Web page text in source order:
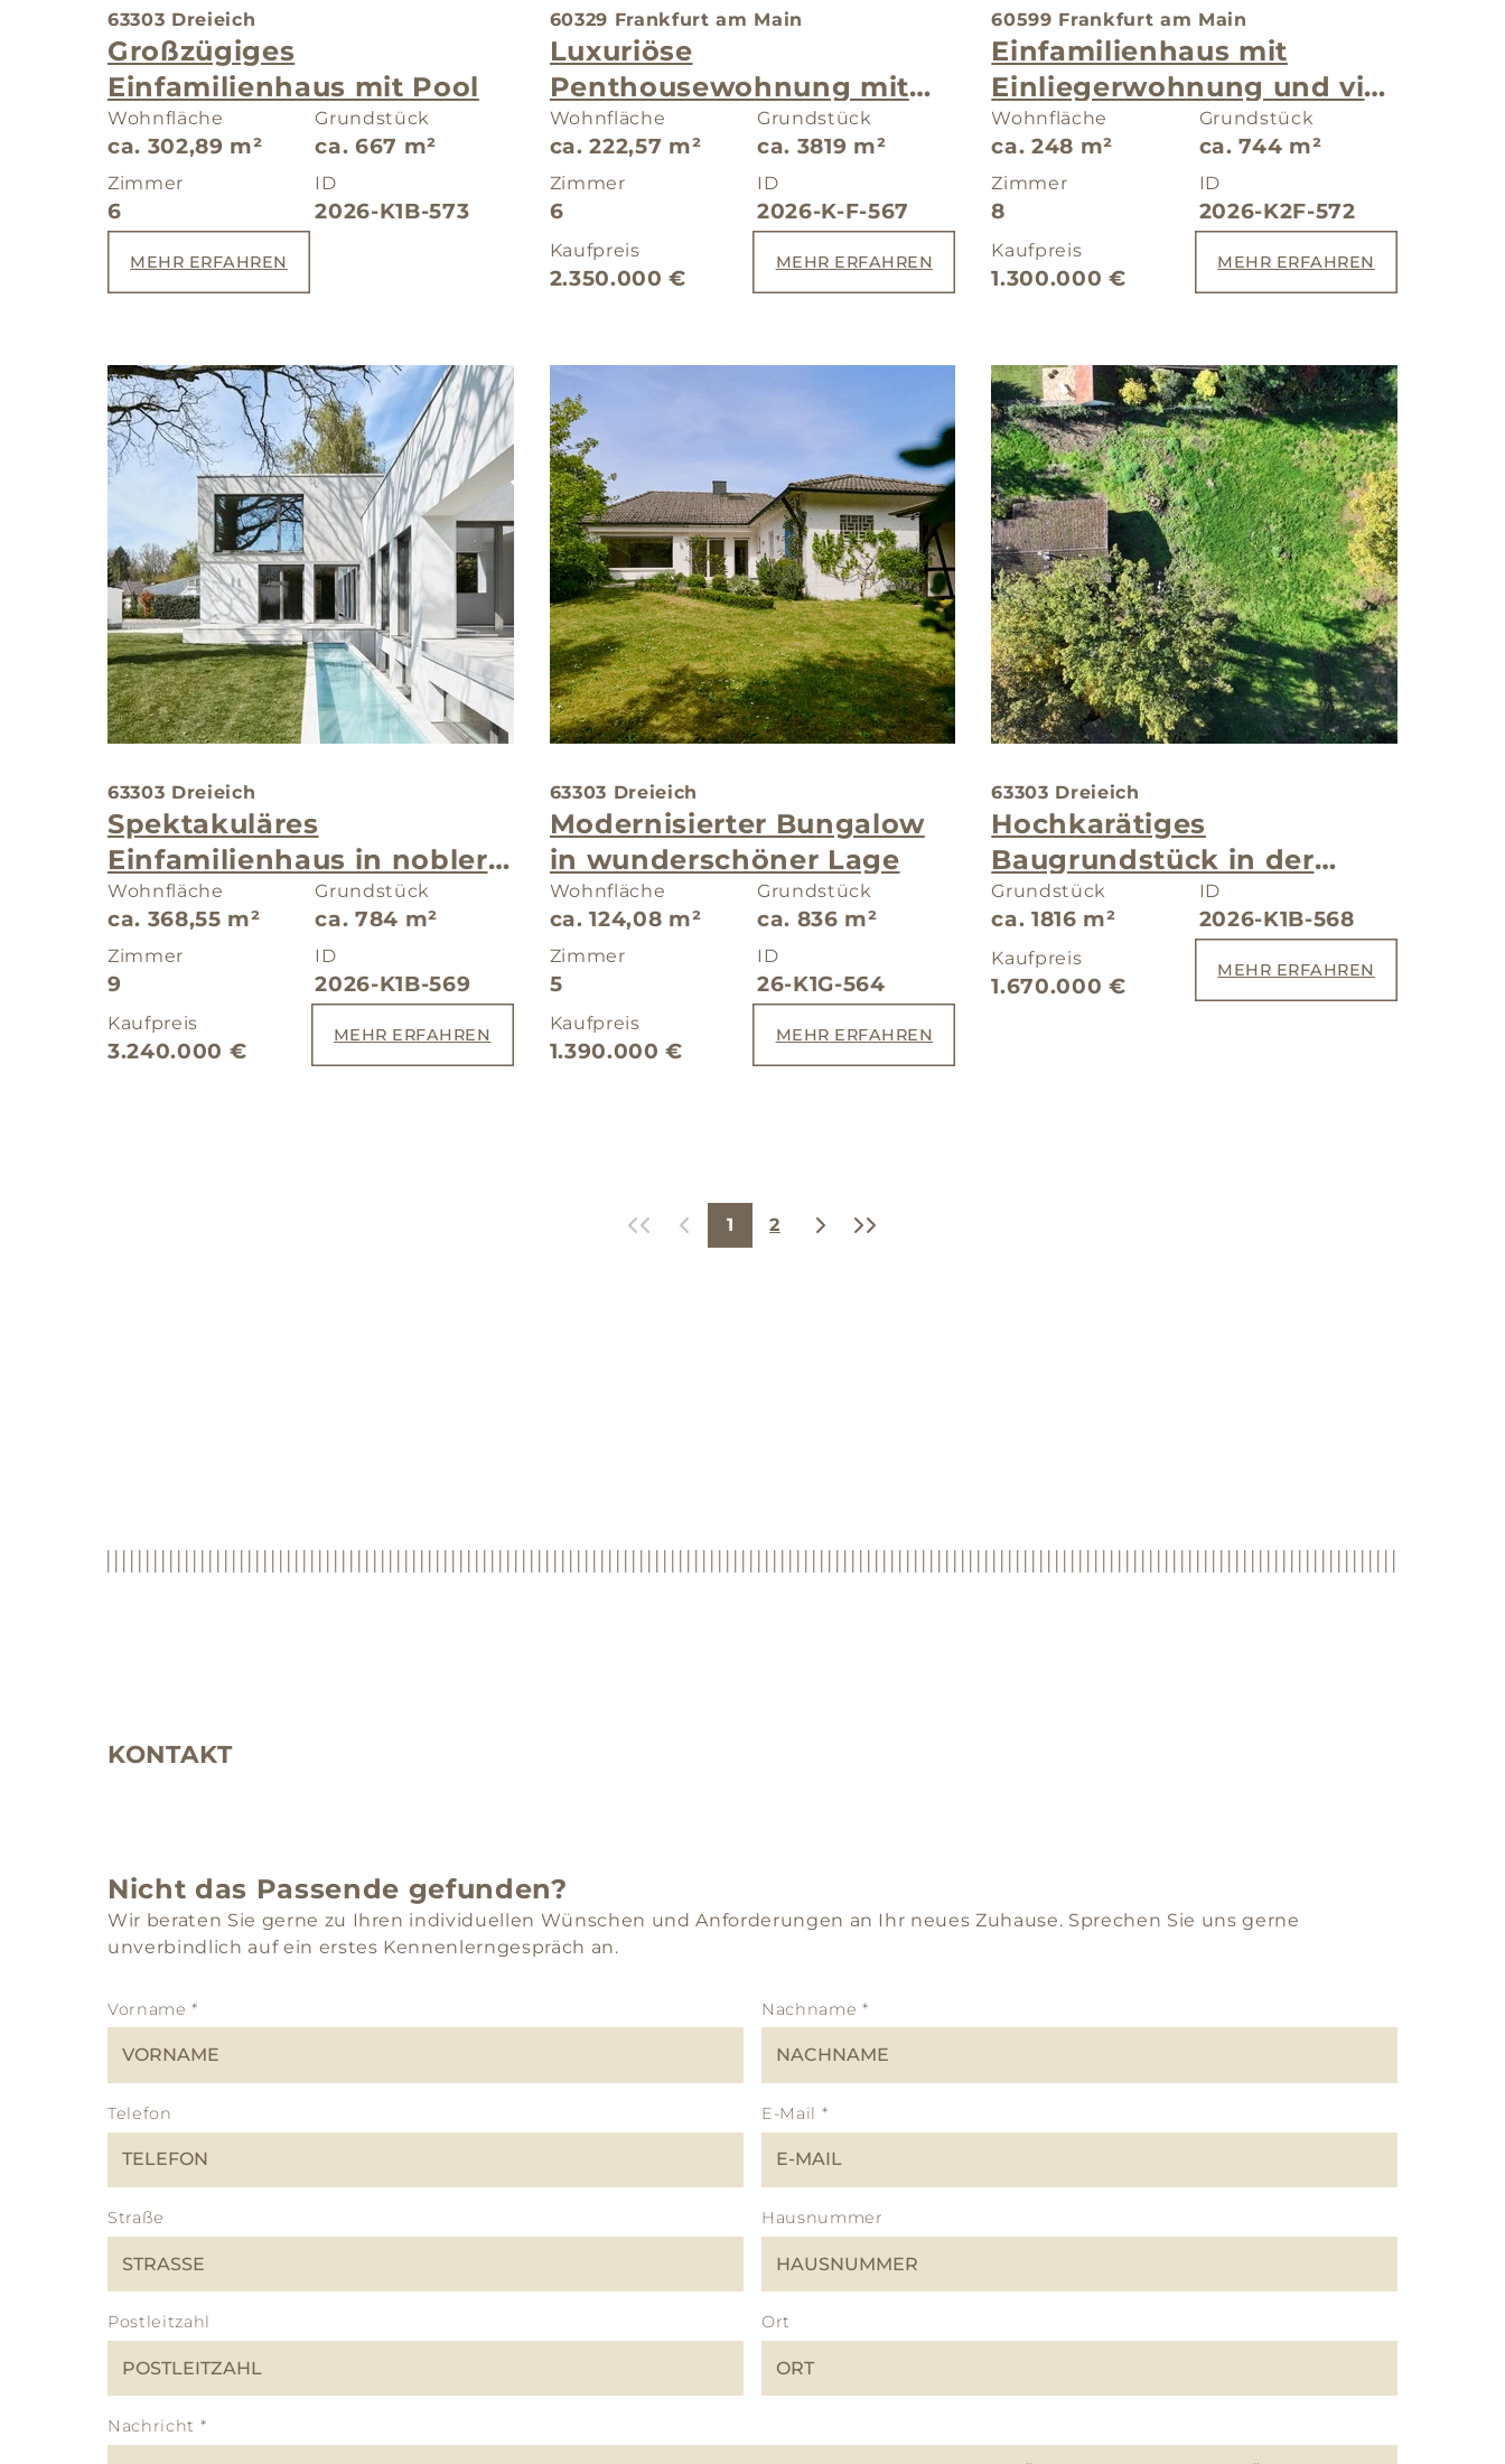
63303 Dreieich
Großzügiges
Einfamilienhaus mit Pool
Wohnfläche
ca. 302,89 m²
Grundstück
ca. 667 m²
Zimmer
6
ID
2026-K1B-573
MEHR ERFAHREN
60329 Frankfurt am Main
Luxuriöse
Penthousewohnung mit
spektakulärem
Skylineblick
Wohnfläche
ca. 222,57 m²
Grundstück
ca. 3819 m²
Zimmer
6
ID
2026-K-F-567
Kaufpreis
2.350.000 €
MEHR ERFAHREN
60599 Frankfurt am Main
Einfamilienhaus mit
Einliegerwohnung und viel
Potential
Wohnfläche
ca. 248 m²
Grundstück
ca. 744 m²
Zimmer
8
ID
2026-K2F-572
Kaufpreis
1.300.000 €
MEHR ERFAHREN
63303 Dreieich
Spektakuläres
Einfamilienhaus in nobler
Lage
Wohnfläche
ca. 368,55 m²
Grundstück
ca. 784 m²
Zimmer
9
ID
2026-K1B-569
Kaufpreis
3.240.000 €
MEHR ERFAHREN
63303 Dreieich
Modernisierter Bungalow
in wunderschöner Lage
Wohnfläche
ca. 124,08 m²
Grundstück
ca. 836 m²
Zimmer
5
ID
26-K1G-564
Kaufpreis
1.390.000 €
MEHR ERFAHREN
63303 Dreieich
Hochkarätiges
Baugrundstück in der
Villenkolonie
Grundstück
ca. 1816 m²
ID
2026-K1B-568
Kaufpreis
1.670.000 €
MEHR ERFAHREN
« ‹ 1 2 › »
KONTAKT
Nicht das Passende gefunden?
Wir beraten Sie gerne zu Ihren individuellen Wünschen und Anforderungen an Ihr neues Zuhause. Sprechen Sie uns gerne
unverbindlich auf ein erstes Kennenlerngespräch an.
Vorname* Nachname *
Telefon E-Mail *
Straße Hausnummer
Postleitzahl Ort
Nachricht *